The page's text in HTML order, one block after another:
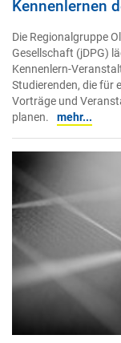
Kennenlernen
Die Regionalgruppe
Gesellschaft (jDPG)
Kennenlern-
Studierenden, die für
Vorträge und
planen.
mehr...